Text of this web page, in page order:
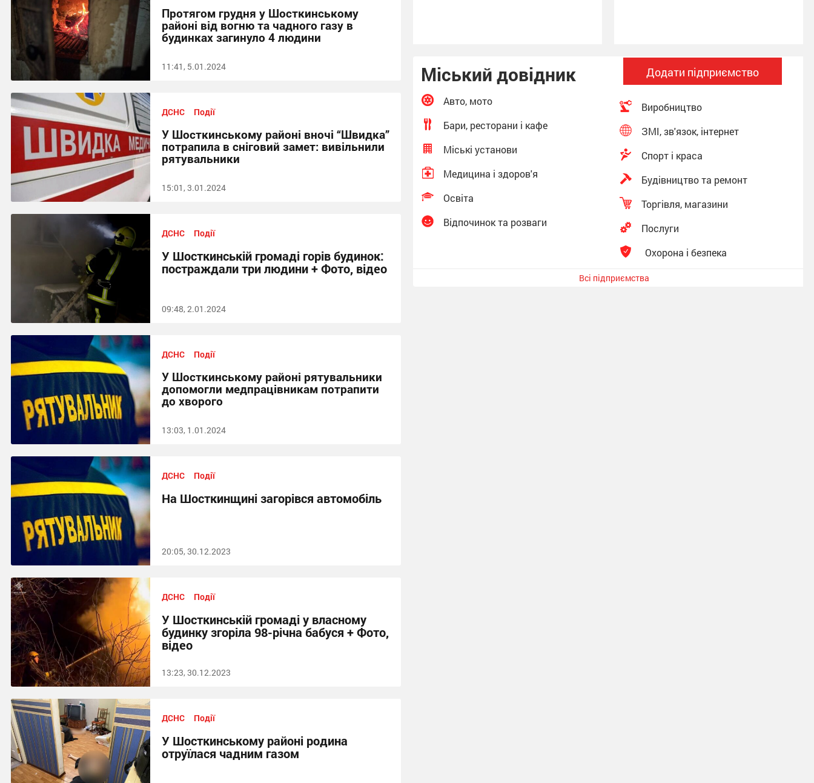
Протягом грудня у Шосткинському
районі від вогню та чадного газу в
будинках загинуло 4 людини
11:41, 5.01.2024
ДСНС Події
У Шосткинському районі вночі “Швидка”
потрапила в сніговий замет: вивільнили
рятувальники
15:01, 3.01.2024
ДСНС Події
У Шосткинській громаді горів будинок:
постраждали три людини + Фото, відео
09:48, 2.01.2024
ДСНС Події
У Шосткинському районі рятувальники
допомогли медпрацівникам потрапити
до хворого
13:03, 1.01.2024
ДСНС Події
На Шосткинщині загорівся автомобіль
20:05, 30.12.2023
ДСНС Події
У Шосткинській громаді у власному
будинку згоріла 98-річна бабуся + Фото,
відео
13:23, 30.12.2023
ДСНС Події
У Шосткинському районі родина
отруїлася чадним газом
Міський довідник
Авто, мото
Бари, ресторани і кафе
Міські установи
Медицина і здоров'я
Освіта
Відпочинок та розваги
Додати підприємство
Виробництво
ЗМІ, зв'язок, інтернет
Спорт і краса
Будівництво та ремонт
Торгівля, магазини
Послуги
Охорона і безпека
Всі підприємства